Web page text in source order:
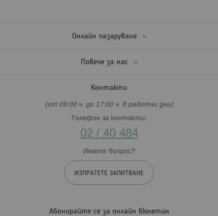
Онлайн пазаруване
Повече за нас
Контакти
(от 09:00 ч. до 17:00 ч. в работни дни)
Телефон за контакти:
02 / 40 484
Имате въпрос?
ИЗПРАТЕТЕ ЗАПИТВАНЕ
Абонирайте се за онлайн бюлетин